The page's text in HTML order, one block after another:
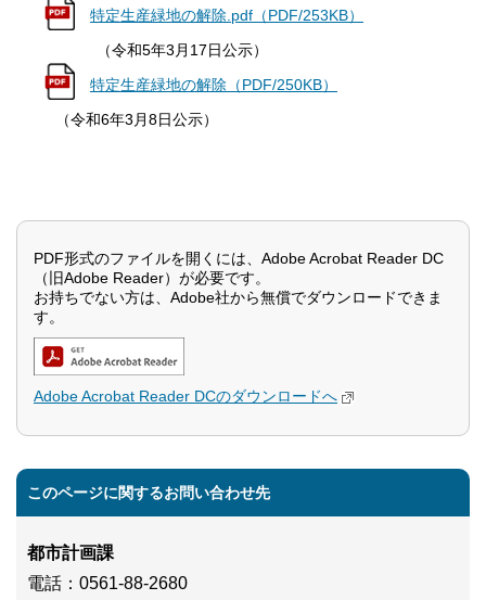
特定生産緑地の解除.pdf（PDF/253KB）
（令和5年3月17日公示）
特定生産緑地の解除（PDF/250KB）
（令和6年3月8日公示）
PDF形式のファイルを開くには、Adobe Acrobat Reader DC
（旧Adobe Reader）が必要です。
お持ちでない方は、Adobe社から無償でダウンロードできま
す。
Adobe Acrobat Reader DCのダウンロードへ
このページに関するお問い合わせ先
都市計画課
電話 ：0561-88-2680